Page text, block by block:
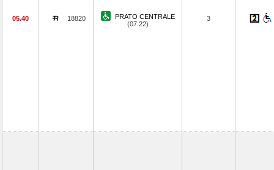
05.40 18820
PRATO CENTRALE
(07.22)
3